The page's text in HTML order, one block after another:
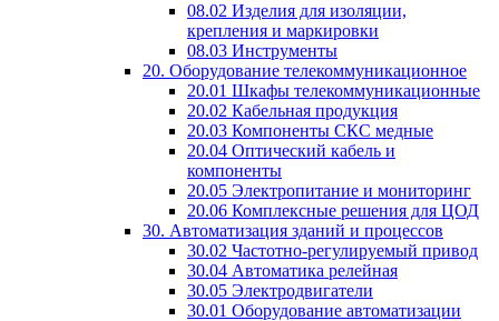
08.02 Изделия для изоляции,
крепления и маркировки
08.03 Инструменты
20. Оборудование телекоммуникационное
20.01 Шкафы телекоммуникационные
20.02 Кабельная продукция
20.03 Компоненты СКС медные
20.04 Оптический кабель и
компоненты
20.05 Электропитание и мониторинг
20.06 Комплексные решения для ЦОД
30. Автоматизация зданий и процессов
30.02 Частотно-регулируемый привод
30.04 Автоматика релейная
30.05 Электродвигатели
30.01 Оборудование автоматизации